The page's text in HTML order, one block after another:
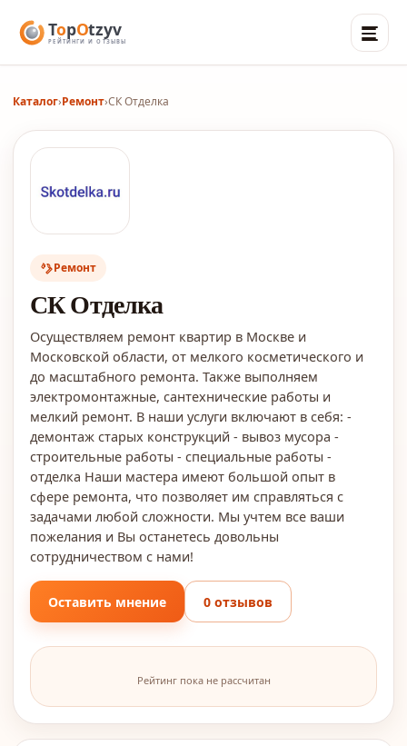
Каталог›Ремонт›СК Отделка
Ремонт
СК Отделка
Осуществляем ремонт квартир в Москве и
Московской области, от мелкого косметического и
до масштабного ремонта. Также выполняем
электромонтажные, сантехнические работы и
мелкий ремонт. В наши услуги включают в себя: -
демонтаж старых конструкций - вывоз мусора -
строительные работы - специальные работы -
отделка Наши мастера имеют большой опыт в
сфере ремонта, что позволяет им справляться с
задачами любой сложности. Мы учтем все ваши
пожелания и Вы останетесь довольны
сотрудничеством с нами!
Оставить мнение 0 отзывов
Рейтинг пока не рассчитан